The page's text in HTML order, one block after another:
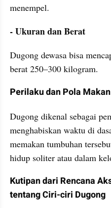
menempel.
- Ukuran dan Berat
Dugong dewasa bisa
berat 250–300 kilogram.
Perilaku dan Pola
Dugong dikenal sebagai
menghabiskan waktu di
memakan tumbuhan
hidup soliter atau dalam
Kutipan dari Rencana
tentang Ciri-ciri Dugong